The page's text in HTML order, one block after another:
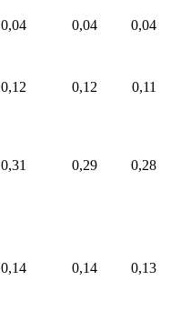
0,04 0,04 0,04
0,12 0,12 0,11
0,31 0,29 0,28
0,14 0,14 0,13